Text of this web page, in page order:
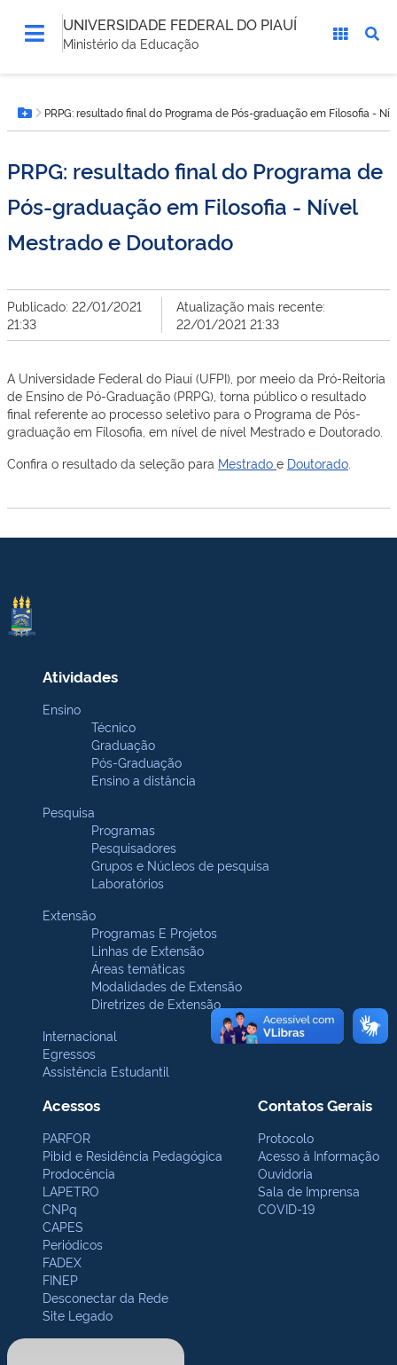
UNIVERSIDADE FEDERAL DO PIAUÍ
Ministério da Educação
está
aqui:Botão Menu
PRPG: resultado final do Programa de Pós-graduação em Filosofia -
PRPG: resultado final do Programa de
Pós-graduação em Filosofia - Nível
Mestrado e Doutorado
Publicado: 22/01/2021
21:33
Atualização mais recente:
22/01/2021 21:33
A Universidade Federal do Piauí (UFPI), por meeio da Pró-Reitoria
de Ensino de Pó-Graduação (PRPG), torna público o resultado
final referente ao processo seletivo para o Programa de Pós-
graduação em Filosofia, em nível de nível Mestrado e Doutorado.
Confira o resultado da seleção para Mestrado e Doutorado
Atividades
Ensino
Técnico
Graduação
Pós-Graduação
Ensino a distância
Pesquisa
Programas
Pesquisadores
Grupos e Núcleos de pesquisa
Laboratórios
Extensão
Programas E Projetos
Linhas de Extensão
Áreas temáticas
Modalidades de Extensão
Diretrizes de Extensão
Internacional
Egressos
Assistência Estudantil
Acessos
PARFOR
Pibid e Residência Pedagógica
Prodocência
LAPETRO
CNPq
CAPES
Periódicos
FADEX
FINEP
Desconectar da Rede
Site Legado
Contatos Gerais
Protocolo
Acesso à Informação
Ouvidoria
Sala de Imprensa
COVID-19